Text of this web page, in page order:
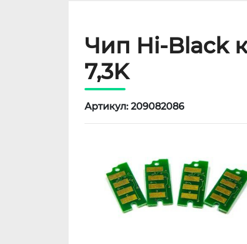
Чип Hi-Black к
7,3K
Артикул: 209082086